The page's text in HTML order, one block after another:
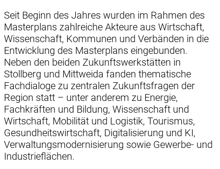
Seit Beginn des Jahres wurden im Rahmen des
Masterplans zahlreiche Akteure aus Wirtschaft,
Wissenschaft, Kommunen und Verbänden in die
Entwicklung des Masterplans eingebunden.
Neben den beiden Zukunftswerkstätten in
Stollberg und Mittweida fanden thematische
Fachdialoge zu zentralen Zukunftsfragen der
Region statt – unter anderem zu Energie,
Fachkräften und Bildung, Wissenschaft und
Wirtschaft, Mobilität und Logistik, Tourismus,
Gesundheitswirtschaft, Digitalisierung und KI,
Verwaltungsmodernisierung sowie Gewerbe- und
Industrieflächen.